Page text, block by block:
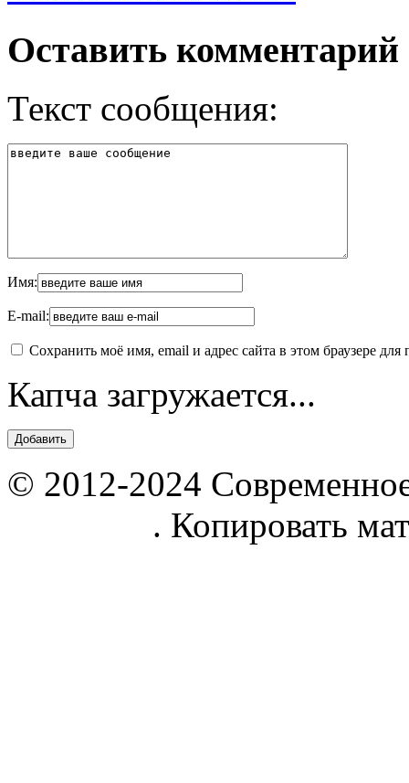
Оставить комментарий
Текст сообщения:
Имя:
E-mail:
Сохранить моё имя, email и адрес сайта в этом браузере
Капча загружается...
© 2012-2024
. Копировать